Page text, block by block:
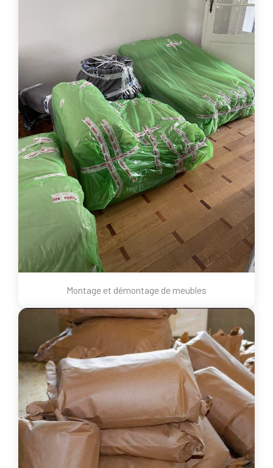
Montage et démontage de meubles